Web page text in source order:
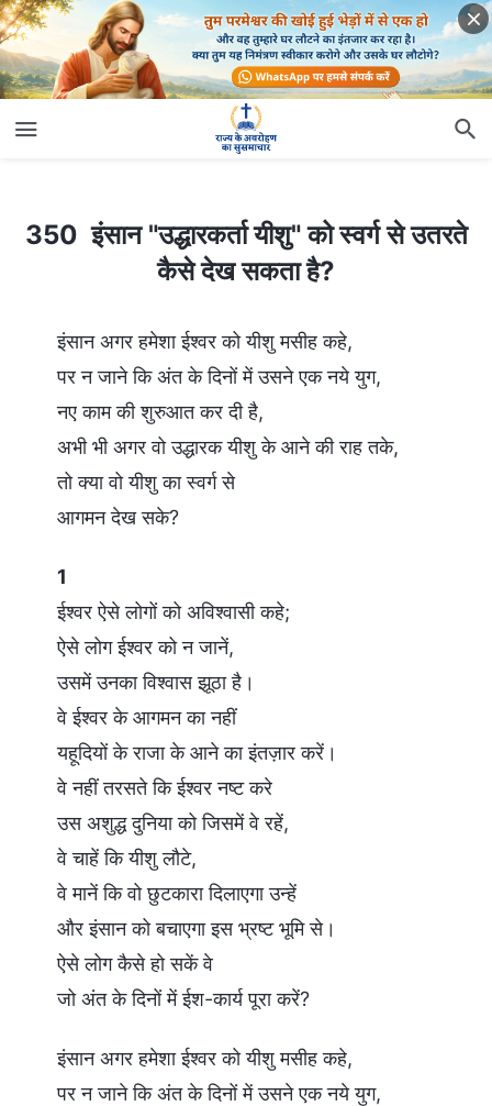
350 इंसान "उद्धारकर्ता यीशु" को स्वर्ग से उतरते कैसे देख सकता है?
350 इंसान "उद्धारकर्ता यीशु" को स्वर्ग से उतरते
कैसे देख सकता है?
इंसान अगर हमेशा ईश्वर को यीशु मसीह कहे,
पर न जाने कि अंत के दिनों में उसने एक नये युग,
नए काम की शुरुआत कर दी है,
अभी भी अगर वो उद्धारक यीशु के आने की राह तके,
तो क्या वो यीशु का स्वर्ग से
आगमन देख सके?
1
ईश्वर ऐसे लोगों को अविश्वासी कहे;
ऐसे लोग ईश्वर को न जानें,
उसमें उनका विश्वास झूठा है।
वे ईश्वर के आगमन का नहीं
यहूदियों के राजा के आने का इंतज़ार करें।
वे नहीं तरसते कि ईश्वर नष्ट करे
उस अशुद्ध दुनिया को जिसमें वे रहें,
वे चाहें कि यीशु लौटे,
वे मानें कि वो छुटकारा दिलाएगा उन्हें
और इंसान को बचाएगा इस भ्रष्ट भूमि से।
ऐसे लोग कैसे हो सकें वे
जो अंत के दिनों में ईश-कार्य पूरा करें?
इंसान अगर हमेशा ईश्वर को यीशु मसीह कहे,
पर न जाने कि अंत के दिनों में उसने एक नये युग,